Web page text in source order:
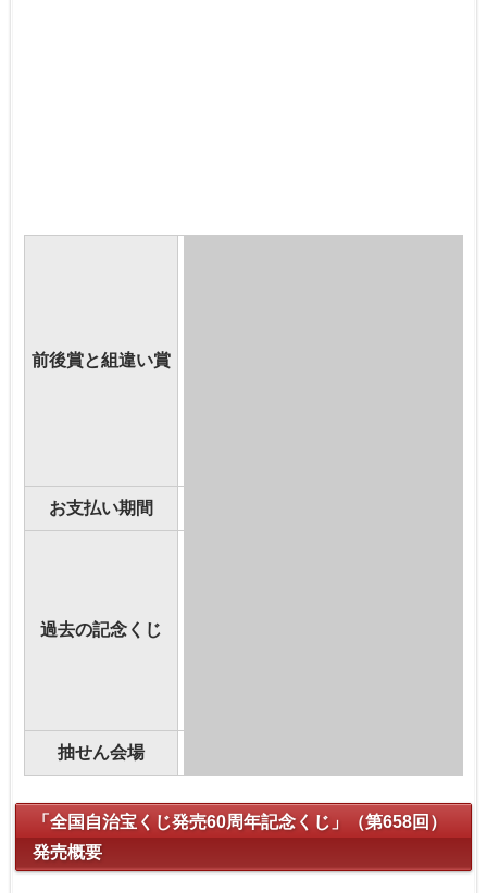
前後賞と組違い賞
お支払い期間
過去の記念くじ
抽せん会場
「全国自治宝くじ発売60周年記念くじ」（第658回）
発売概要